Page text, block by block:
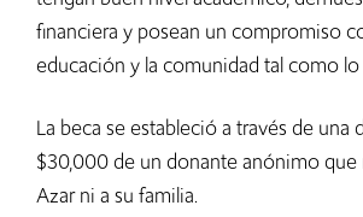
financiera y posean un compromiso
educación y la comunidad tal como lo
La beca se estableció a través de una
$30,000 de un donante anónimo que
Azar ni a su familia.